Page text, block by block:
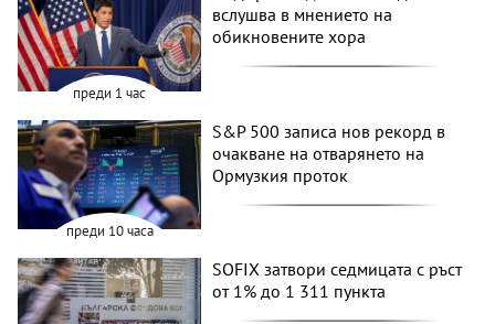
преди 1 час
вслушва в мнението на
обикновените хора
преди 10 часа
S&P 500 записа нов рекорд в
очакване на отварянето на
Ормузкия проток
SOFIX затвори седмицата с ръст
от 1% до 1 311 пункта